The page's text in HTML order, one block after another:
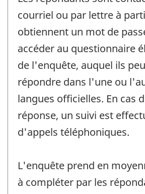
courriel ou par lettre à
obtiennent un mot de
accéder au questionnaire
de l'enquête, auquel ils
répondre dans l'une ou
langues officielles. En cas
réponse, un suivi est
d'appels téléphoniques.
L'enquête prend en
à compléter par les